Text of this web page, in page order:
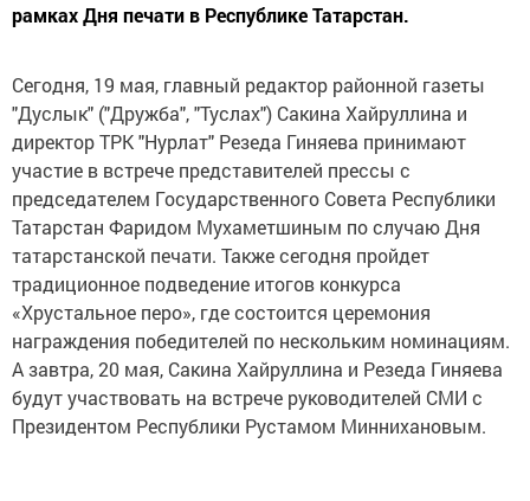
рамках Дня печати в Республике Татарстан.
Сегодня, 19 мая, главный редактор районной газеты
"Дуслык" ("Дружба", "Туслах") Сакина Хайруллина и
директор ТРК "Нурлат" Резеда Гиняева принимают
участие в встрече представителей прессы с
председателем Государственного Совета Республики
Татарстан Фаридом Мухаметшиным по случаю Дня
татарстанской печати. Также сегодня пройдет
традиционное подведение итогов конкурса
«Хрустальное перо», где состоится церемония
награждения победителей по нескольким номинациям.
А завтра, 20 мая, Сакина Хайруллина и Резеда Гиняева
будут участвовать на встрече руководителей СМИ с
Президентом Республики Рустамом Миннихановым.